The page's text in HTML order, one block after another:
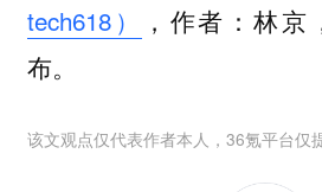
tech618）
，作者：林
布。
该文观点仅代表作者本人，36氪平台仅